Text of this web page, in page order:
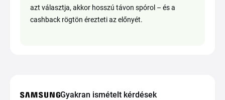
azt választja, akkor hosszú távon spórol – és a
cashback rögtön érezteti az előnyét.
Gyakran ismételt kérdések